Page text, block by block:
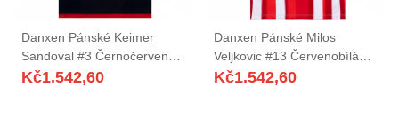
Danxen Pánské Keimer
Sandoval #3 Černočervená
Daleko Hráčské Dresy
Kč1.542,60
Danxen Pánské Milos
Veljkovic #13 Červenobílá
Domů Hráčské Dresy
Kč1.542,60